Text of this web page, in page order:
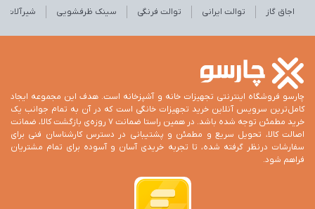
اجاق گاز توالت ایرانی توالت فرنگی سینک ظرفشویی شیرآلات
چارسو فروشگاه اینترنتی تجهیزات خانه و آشپزخانه است. هدف این مجموعه ایجاد
کامل‌ترین سرویس آنلاین خرید تجهیزات خانگی است که در آن به تمام جوانب یک
خرید مطمئن توجه شده باشد. در همین راستا ضمانت 7 روزه‌ی بازگشت کالا، ضمانت
اصالت کالا، تحویل سریع و مطمئن و پشتیبانی در دسترس کارشناسان فنی برای
سفارشات درنظر گرفته شده، تا تجربه خریدی آسان و آسوده برای تمام مشتریان
فراهم شود.